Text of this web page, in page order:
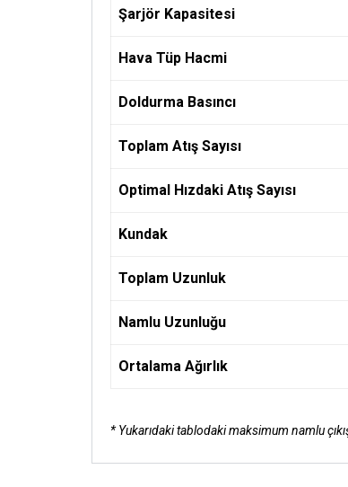
Şarjör Kapasitesi
Hava Tüp Hacmi
Doldurma Basıncı
Toplam Atış Sayısı
Optimal Hızdaki Atış Sayısı
Kundak
Toplam Uzunluk
Namlu Uzunluğu
Ortalama Ağırlık
* Yukarıdaki tablodaki maksimum namlu